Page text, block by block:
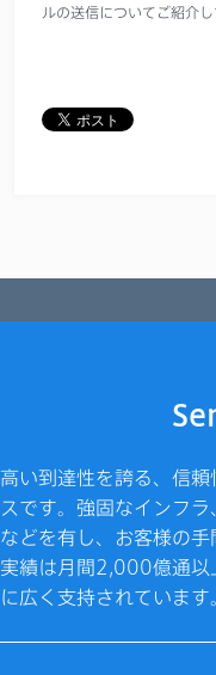
ルの送信についてご紹介
高い到達性を誇る、信
スです。強固なインフ
などを有し、お客様の
実績は月間2,000億通以
に広く支持されています。